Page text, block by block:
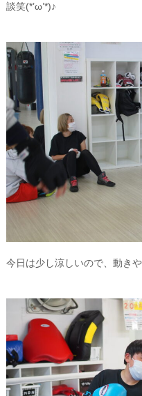
談笑(*’ω’*)♪
今日は少し涼しいので、動き